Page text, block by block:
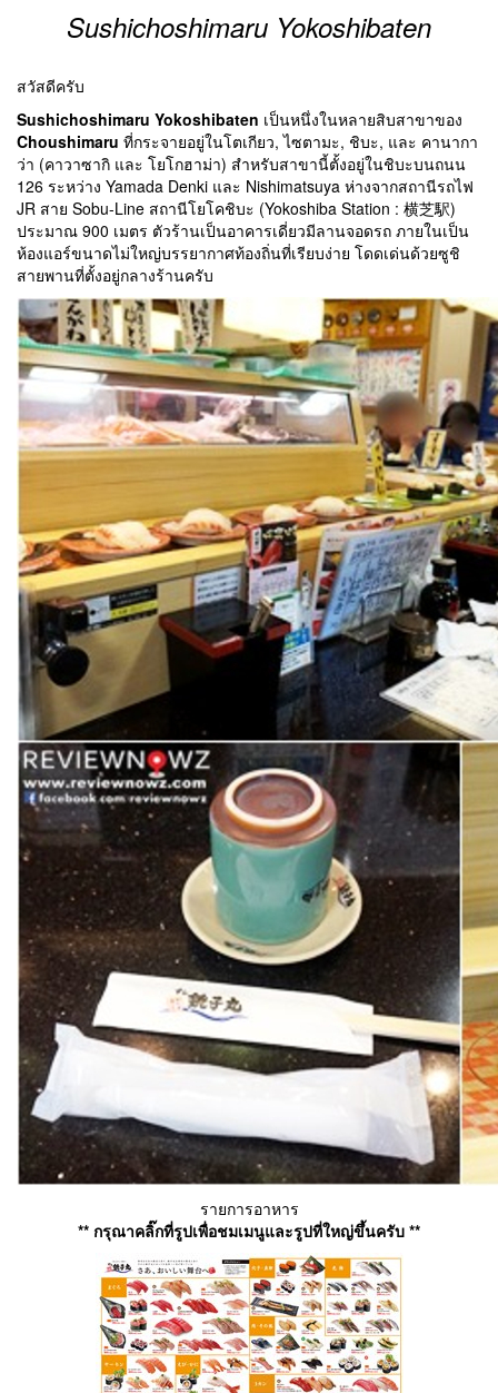
Sushichoshimaru Yokoshibaten
สวัสดีครับ
Sushichoshimaru Yokoshibaten เป็นหนึ่งในหลายสิบสาขาของ
Choushimaru ที่กระจายอยู่ในโตเกียว, ไซตามะ, ชิบะ, และ คานากา
ว่า (คาวาซากิ และ โยโกฮาม่า) สำหรับสาขานี้ตั้งอยู่ในชิบะบนถนน
126 ระหว่าง Yamada Denki และ Nishimatsuya ห่างจากสถานีรถไฟ
JR สาย Sobu-Line สถานีโยโคชิบะ (Yokoshiba Station : 横芝駅)
ประมาณ 900 เมตร ตัวร้านเป็นอาคารเดี่ยวมีลานจอดรถ ภายในเป็น
ห้องแอร์ขนาดไม่ใหญ่บรรยากาศท้องถิ่นที่เรียบง่าย โดดเด่นด้วยซูชิ
สายพานที่ตั้งอยู่กลางร้านครับ
รายการอาหาร
** กรุณาคลิ๊กที่รูปเพื่อชมเมนูและรูปที่ใหญ่ขึ้นครับ **